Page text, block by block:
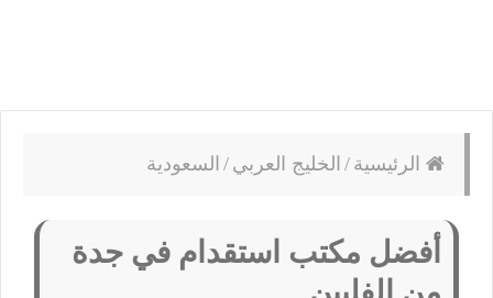
الرئيسية / الخليج العربي / السعودية
أفضل مكتب استقدام في جدة